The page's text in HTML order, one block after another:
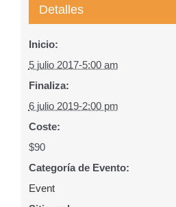
Detalles
Inicio:
5 julio 2017-5:00 am
Finaliza:
6 julio 2019-2:00 pm
Coste:
$90
Categoría de Evento:
Event